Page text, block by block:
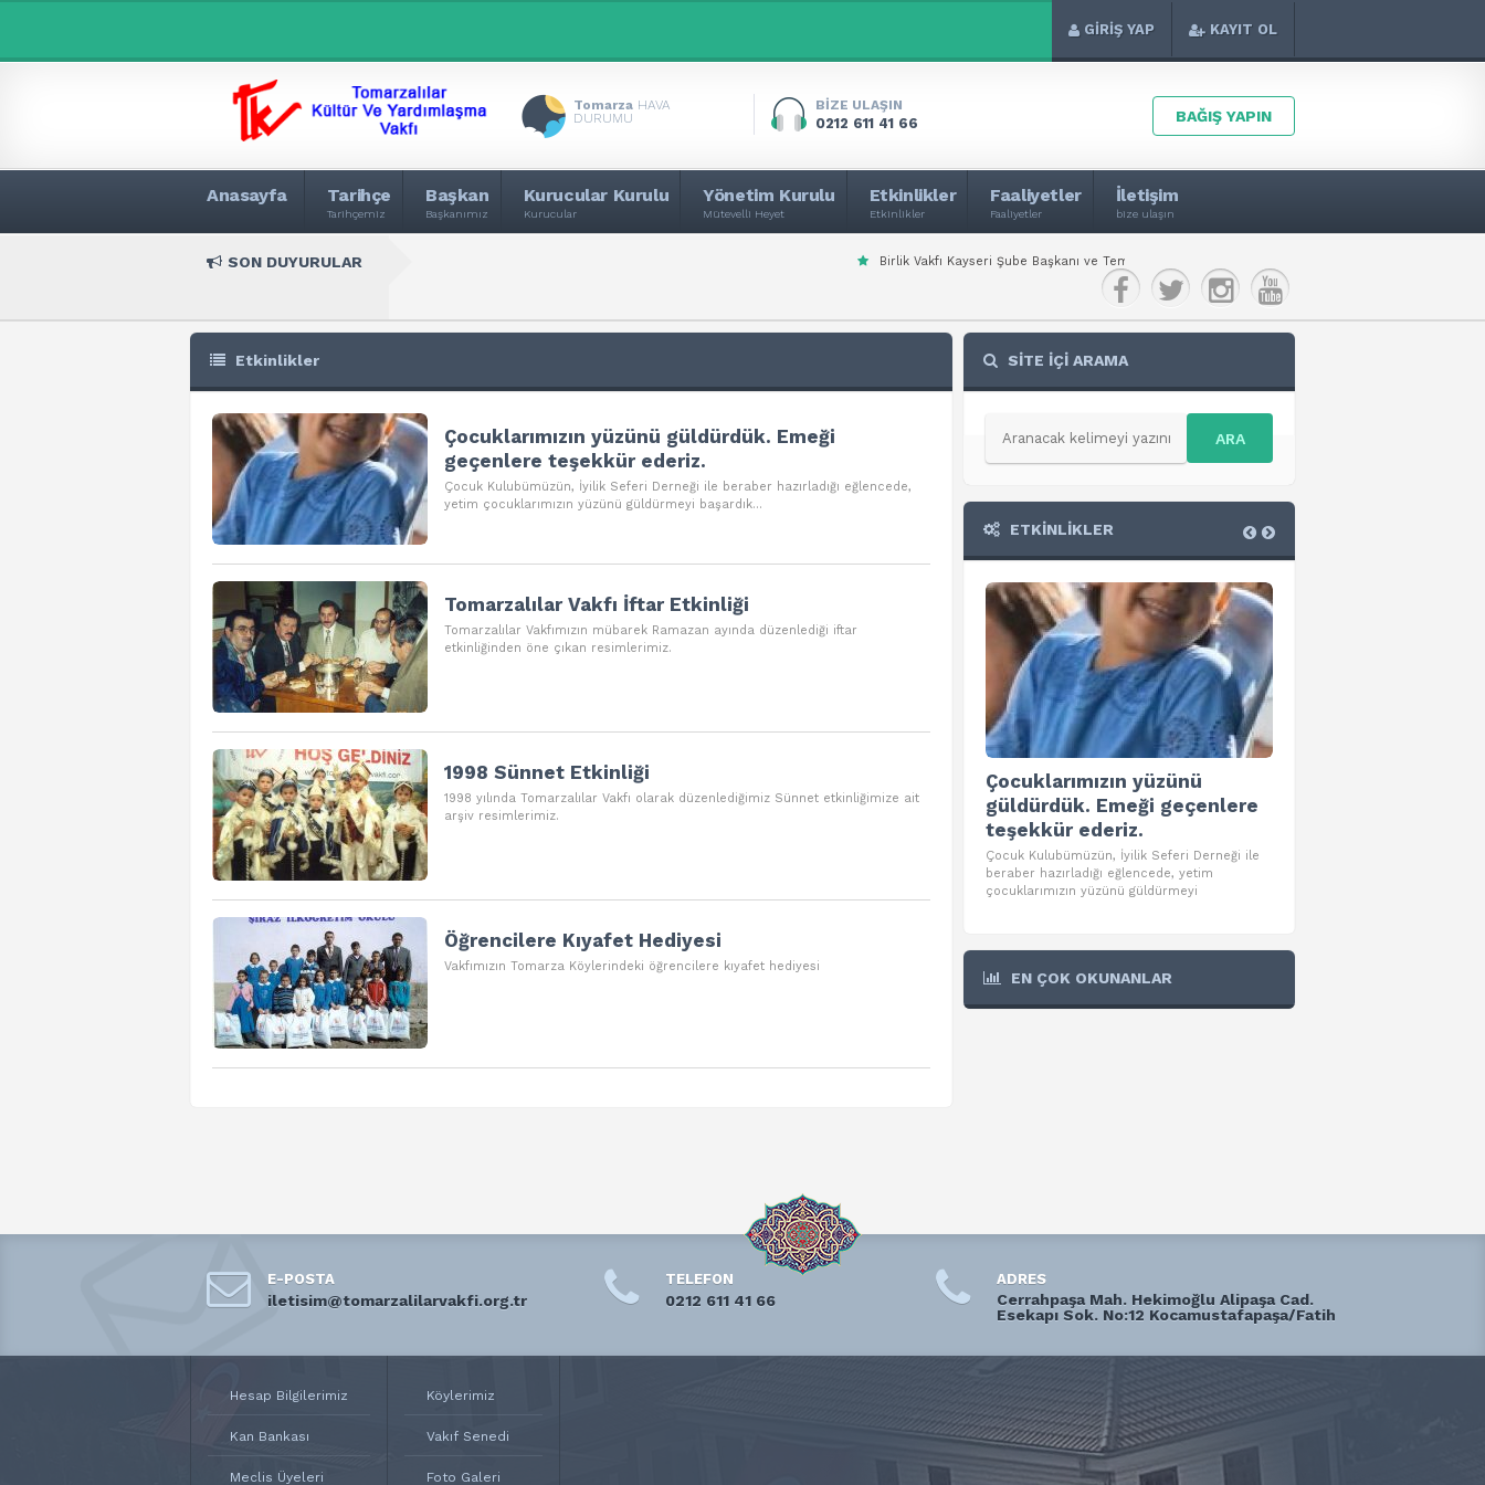
GİRİŞ YAP KAYIT OL
Tomarza HAVA
DURUMU
BİZE ULAŞIN
0212 611 41 66 BAĞIŞ YAPIN
Anasayfa Tarihçe
Tarihçemiz
Başkan
Başkanımız
Kurucular Kurulu
Kurucular
Yönetim Kurulu
Mütevelli Heyet
Etkinlikler
Etkinlikler
Faaliyetler
Faaliyetler
İletişim
bize ulaşın
SON DUYURULAR Birlik Vakfı Kayseri Şube Başkanı ve Temsilcilerini misafir ettik.
Etkinlikler
Çocuklarımızın yüzünü güldürdük. Emeği
geçenlere teşekkür ederiz.
Çocuk Kulubümüzün, İyilik Seferi Derneği ile beraber hazırladığı eğlencede,
yetim çocuklarımızın yüzünü güldürmeyi başardık…
Tomarzalılar Vakfı İftar Etkinliği
Tomarzalılar Vakfımızın mübarek Ramazan ayında düzenlediği iftar
etkinliğinden öne çıkan resimlerimiz.
1998 Sünnet Etkinliği
1998 yılında Tomarzalılar Vakfı olarak düzenlediğimiz Sünnet etkinliğimize ait
arşiv resimlerimiz.
Öğrencilere Kıyafet Hediyesi
Vakfımızın Tomarza Köylerindeki öğrencilere kıyafet hediyesi
SİTE İÇİ ARAMA
ARA
ETKİNLİKLER
Öğrencilere Kıyafet Hediyesi
Çocuklarımızın yüzünü
güldürdük. Emeği geçenlere
teşekkür ederiz.
Çocuk Kulubümüzün, İyilik Seferi Derneği ile
beraber hazırladığı eğlencede, yetim
çocuklarımızın yüzünü güldürmeyi
EN ÇOK OKUNANLAR
E-POSTA
iletisim@tomarzalilarvakfi.org.tr
TELEFON
0212 611 41 66
ADRES
Cerrahpaşa Mah. Hekimoğlu Alipaşa Cad.
Esekapı Sok. No:12 Kocamustafapaşa/Fatih
Hesap Bilgilerimiz
Kan Bankası
Meclis Üyeleri
Köylerimiz
Vakıf Senedi
Foto Galeri